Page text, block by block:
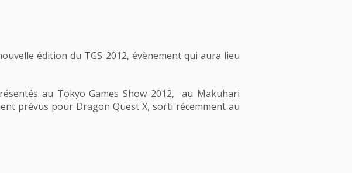
édition du TGS 2012, évènement qui aura lieu
au Tokyo Games Show 2012, au Makuhari
prévus pour Dragon Quest X, sorti récemment au